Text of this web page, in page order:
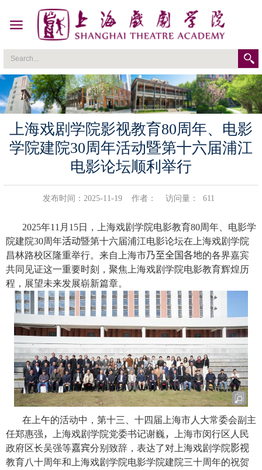
上海戏剧学院影视教育80周年、电影
学院建院30周年活动暨第十六届浦江
电影论坛顺利举行
发布时间：2025-11-19 作者： 访问量： 611
2025年11 月 15日，上海戏剧学院电影教育80周年、电影学
院建院30周年活动暨第十六届浦江电影论坛在上海戏剧学院
昌林路校区隆重举行。来自上海市乃至全国各地的各界嘉宾
共同见证这一重要时刻，聚焦上海戏剧学院电影教育辉煌历
程，展望未来发展崭新篇章。
在上午的活动中，第十三、十四届上海市人大常委会副主
任郑惠强， 上海戏剧学院党委书记谢巍 ，
上海市闵行区人民
政府区长吴强等嘉宾分别致辞，表达了对上海戏剧学院影视
教育八十周年和上海戏剧学院电影学院建院三十周年的祝贺